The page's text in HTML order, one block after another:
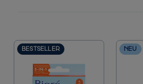
Sonnenschutz
Gesichtsreiniger
Normale bis ölige Haut
BESTSELLER NEU